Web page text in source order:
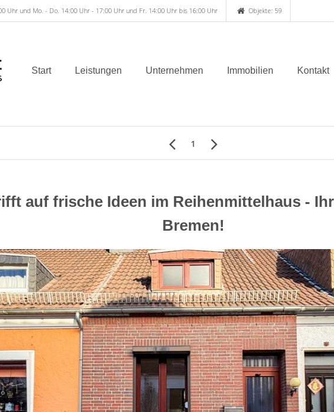
Uhr und Mo. - Do. 14:00 Uhr - 17:00 Uhr und Fr. 14:00 Uhr bis 16:00 Uhr Objekte: 59
Start Leistungen Unternehmen Immobilien Kontakt
1
auf frische Ideen im Reihenmittelhaus -
Bremen!